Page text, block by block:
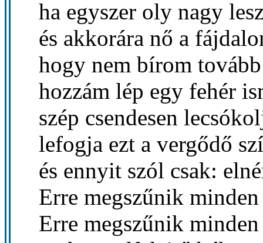
ha egyszer oly nagy
és akkorára nő a
hogy nem bírom
hozzám lép egy fehér
szép csendesen
lefogja ezt a vergődő
és ennyit szól csak:
Erre megszűnik
Erre megszűnik